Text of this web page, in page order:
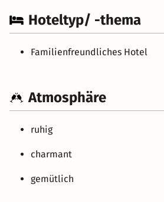
Hoteltyp/ -thema
Familienfreundliches Hotel
Atmosphäre
ruhig
charmant
gemütlich